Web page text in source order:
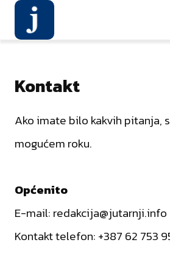
Kontakt
Ako imate bilo kakvih pitanja,
mogućem roku.
Općenito
E-mail: redakcija@jutarnji.info
Kontakt telefon: +387 62 753